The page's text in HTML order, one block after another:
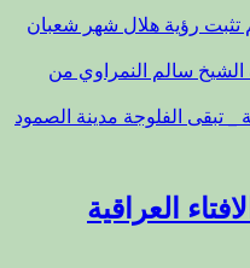
لم تثبت رؤية هلال شهر شعبان
الشيخ سالم النمراوي من
_ تبقى الفلوجة مدينة الصمود
العراقية